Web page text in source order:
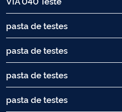
pasta de testes
pasta de testes
pasta de testes
pasta de testes